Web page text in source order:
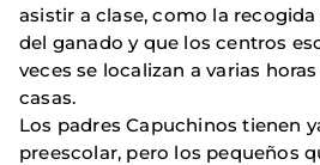
asistir a clase, como la
del ganado y que los centros
veces se localizan a varias
casas.
Los padres Capuchinos tienen
preescolar, pero los pequeños